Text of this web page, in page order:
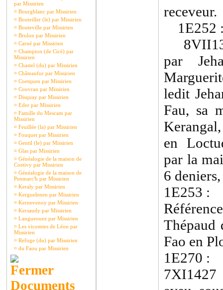
par Missirien
¤ Bourgblanc par Missirien
¤ Bouteiller (le) par Missirien
¤ Bouteville par Missirien
¤ Brulon par Missirien
¤ Carné par Missirien
¤ Champion (de Cicé) par
Missirien
¤ Chastel (du) par Missirien
¤ Châteaufur par Missirien
¤ Coetquen par Missirien
¤ Couvran par Missirien
¤ Disquay par Missirien
¤ Eder par Missirien
¤ Famille du Mescam par
Missirien
¤ Feuillée (la) par Missirien
¤ Fouquet par Missirien
¤ Gentil (le) par Missirien
¤ Glas par Missirien
¤ Généalogie de la maison de
Coetivy par Missirien
¤ Généalogie de la maison de
Penmarc'h par Missirien
¤ Keraly par Missirien
¤ Kerguelenen par Missirien
¤ Kernevenoy par Missirien
¤ Kersaudy par Missirien
¤ Langueouez par Missirien
¤ Les vicomtes de Léon par
Missirien
¤ Refuge (du) par Missirien
¤ du Faou par Missirien
Documents
receveur.
1E252
par
ledit
Fau, sa
en
par la
6
1E253
Thépaud
Fao en
1E270 :
7XI1427